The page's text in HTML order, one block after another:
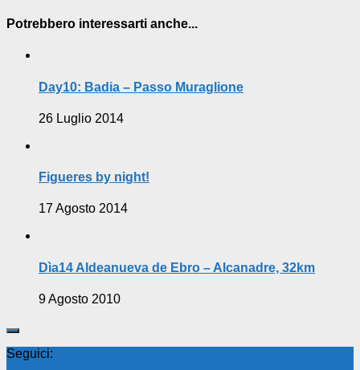
Potrebbero interessarti anche...
Day10: Badia – Passo Muraglione
26 Luglio 2014
Figueres by night!
17 Agosto 2014
Dìa14 Aldeanueva de Ebro – Alcanadre, 32km
9 Agosto 2010
Seguici: